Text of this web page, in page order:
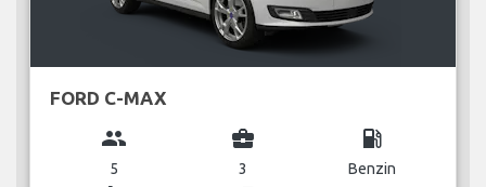
FORD C-MAX
group
5
business_center
3
local_gas_station
Benzin